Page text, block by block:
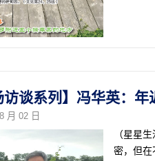
访谈系列】冯华英：
月 02 日
（星星
密，但在